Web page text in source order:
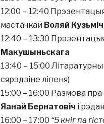
12:00 – 12:40
мастачкай Воляй Кузьміч
12:40 – 13:30 Прэзентацыя
Макушыньскага
13:40 – 15:00 Літаратурны
сярэдзіне ліпеня)
15:00 – 16:00 Размова
Яанай Бернатовіч і
16:00 – 17:00 “5 кніг па